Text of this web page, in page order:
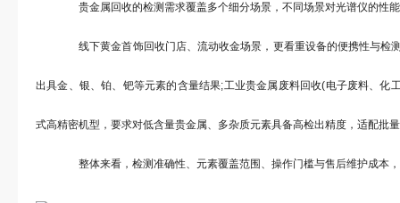
贵金属回收的检测需求覆盖多个细分场景，不同场景对光谱仪的性
线下黄金首饰回收门店、流动收金场景，更看重设备的便携性与检
出具金、银、铂、钯等元素的含量结果;工业贵金属废料回收(电子废料、化
式高精密机型，要求对低含量贵金属、多杂质元素具备高检出精度，适配批
整体来看，检测准确性、元素覆盖范围、操作门槛与售后维护成本